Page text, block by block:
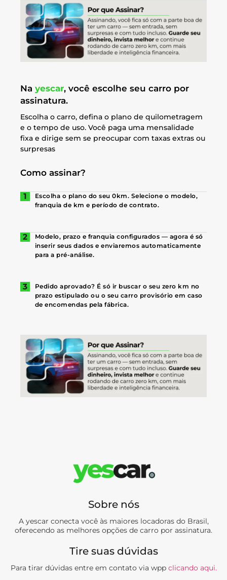
Na yescar, você escolhe seu carro por
assinatura.
Escolha o carro, defina o plano de quilometragem
e o tempo de uso. Você paga uma mensalidade
fixa e dirige sem se preocupar com taxas extras ou
surpresas
Como assinar?
Escolha o plano do seu 0km. Selecione o modelo,
franquia de km e período de contrato.
Modelo, prazo e franquia configurados — agora é só
inserir seus dados e enviaremos automaticamente
para a pré-análise.
Pedido aprovado? É só ir buscar o seu zero km no
prazo estipulado ou o seu carro provisório em caso
de encomendas pela fábrica.
Sobre nós
A yescar conecta você às maiores locadoras do Brasil,
oferecendo as melhores opções de carro por assinatura.
Tire suas dúvidas
Para tirar dúvidas entre em contato via wpp clicando aqui.